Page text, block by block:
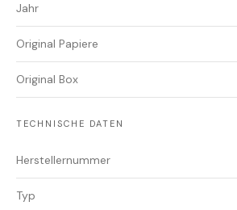
Jahr
Original Papiere
Original Box
TECHNISCHE DATEN
Herstellernummer
Typ